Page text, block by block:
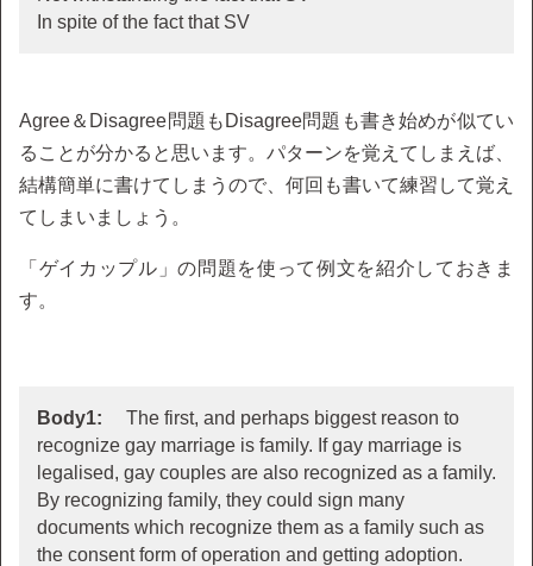
In spite of the fact that SV
Agree＆Disagree問題もDisagree問題も書き始めが似てい
ることが分かると思います。パターンを覚えてしまえば、
結構簡単に書けてしまうので、何回も書いて練習して覚え
てしまいましょう。
「ゲイカップル」の問題を使って例文を紹介しておきま
す。
Body1: The first, and perhaps biggest reason to
recognize gay marriage is family. If gay marriage is
legalised, gay couples are also recognized as a family.
By recognizing family, they could sign many
documents which recognize them as a family such as
the consent form of operation and getting adoption.